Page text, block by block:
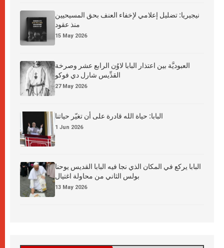
نيجيريا: تضليل إعلامي لإخفاء العنف بحق المسيحيين
منذ عقود
15 May 2026
العبوديَّة بين اعتذار البابا لاوُن الرابع عشر وصرخة
القدِّيس شارل دي فوكو
27 May 2026
البابا: حياة الله قادرة على أن تغيّر حياتنا
1 Jun 2026
البابا يركع في المكان الذي نجا فيه البابا القديس يوحنا
بولس الثاني من محاولة اغتيال
13 May 2026